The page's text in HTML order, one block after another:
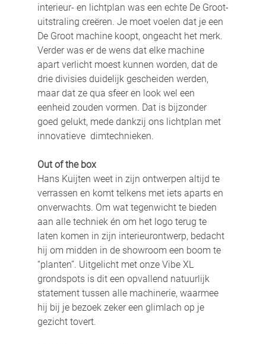
interieur- en lichtplan was een echte De Groot-
uitstraling creëren. Je moet voelen dat je een
De Groot machine koopt, ongeacht het merk.
Verder was er de wens dat elke machine
apart verlicht moest kunnen worden, dat de
drie divisies duidelijk gescheiden werden,
maar dat ze qua sfeer en look wel een
eenheid zouden vormen. Dat is bijzonder
goed gelukt, mede dankzij ons lichtplan met
innovatieve  dimtechnieken.
Out of the box
Hans Kuijten weet in zijn ontwerpen altijd te
verrassen en komt telkens met iets aparts en
onverwachts. Om wat tegenwicht te bieden
aan alle techniek én om het logo terug te
laten komen in zijn interieurontwerp, bedacht
hij om midden in de showroom een boom te
“planten”. Uitgelicht met onze Vibe XL
grondspots is dit een opvallend natuurlijk
statement tussen alle machinerie, waarmee
hij bij je bezoek zeker een glimlach op je
gezicht tovert.